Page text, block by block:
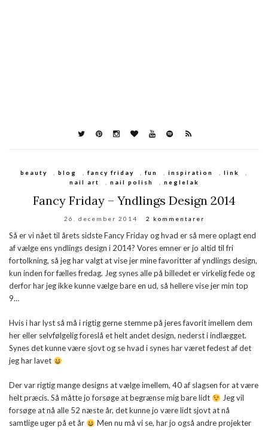
beauty , blog , fancy friday , fun , inspiration , link
,
nail art
, nail polish , neglelak
Fancy Friday – Yndlings Design 2014
26. december 2014 2 kommentarer
Så er vi nået til årets sidste Fancy Friday og hvad er så mere oplagt end
af vælge ens yndlings design i 2014? Vores emner er jo altid til fri
fortolkning, så jeg har valgt at vise jer mine favoritter af yndlings design,
kun inden for fælles fredag. Jeg synes alle på billedet er virkelig fede og
derfor har jeg ikke kunne vælge bare en ud, så hellere vise jer min top
9…
Hvis i har lyst så må i rigtig gerne stemme på jeres favorit imellem dem
her eller selvfølgelig foreslå et helt andet design, nederst i indlægget.
Synes det kunne være sjovt og se hvad i synes har været fedest af det
jeg har lavet
Der var rigtig mange designs at vælge imellem, 40 af slagsen for at være
helt præcis. Så måtte jo forsøge at begrænse mig bare lidt
Jeg vil
forsøge at nå alle 52 næste år, det kunne jo være lidt sjovt at nå
samtlige uger på et år
Men nu må vi se, har jo også andre projekter